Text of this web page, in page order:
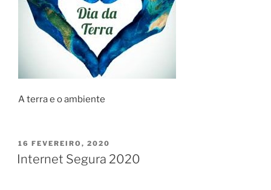
A terra e o ambiente
PUBLICADO
EM
16 FEVEREIRO, 2020
Internet Segura 2020